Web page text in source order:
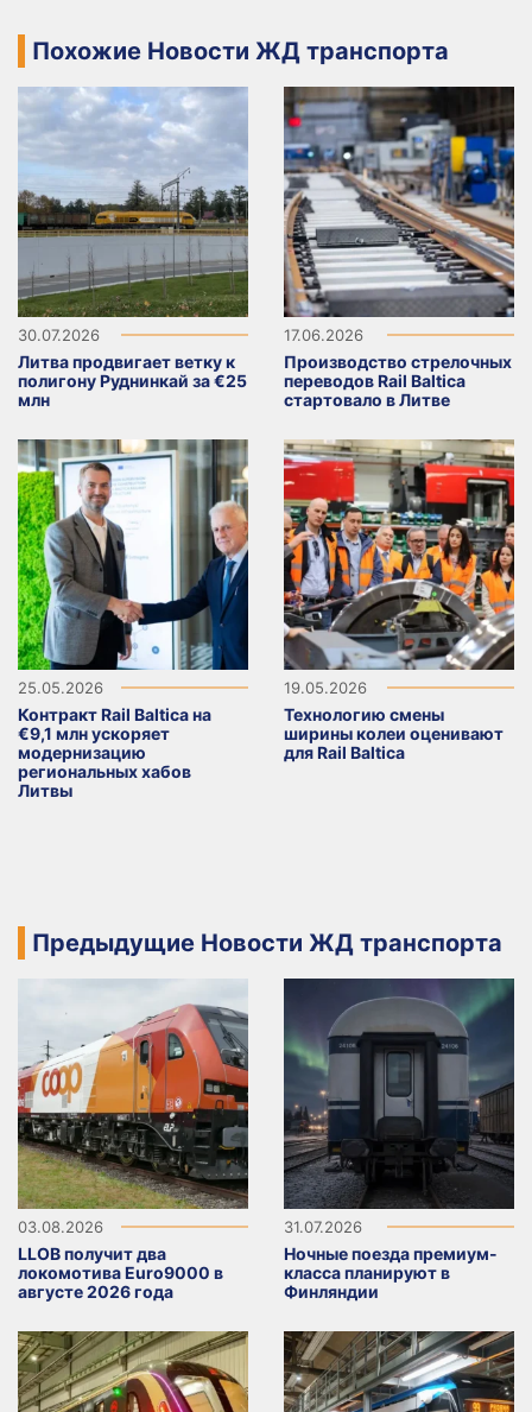
Похожие Новости ЖД транспорта
30.07.2026
Литва продвигает ветку к
полигону Руднинкай за €25
млн
17.06.2026
Производство стрелочных
переводов Rail Baltica
стартовало в Литве
25.05.2026
Контракт Rail Baltica на
€9,1 млн ускоряет
модернизацию
региональных хабов
Литвы
19.05.2026
Технологию смены
ширины колеи оценивают
для Rail Baltica
Предыдущие Новости ЖД транспорта
03.08.2026
LLOB получит два
локомотива Euro9000 в
августе 2026 года
31.07.2026
Ночные поезда премиум-
класса планируют в
Финляндии